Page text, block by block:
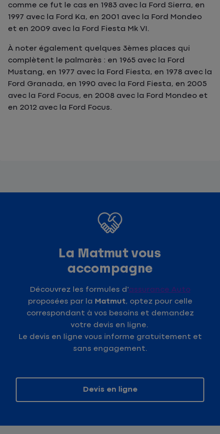
comme ce fut le cas en 1983 avec la Ford Sierra, en
1997 avec la Ford Ka, en 2001 avec la Ford Mondeo
et en 2009 avec la Ford Fiesta Mk VI.
À noter également quelques 3èmes places qui
complètent le palmarès : en 1965 avec la Ford
Mustang, en 1977 avec la Ford Fiesta, en 1978 avec la
Ford Granada, en 1990 avec la Ford Fiesta, en 2005
avec la Ford Focus, en 2008 avec la Ford Mondeo et
en 2012 avec la Ford Focus.
La Matmut vous
accompagne
Découvrez les formules d'assurance Auto
proposées par la Matmut, optez pour celle
correspondant à vos besoins et demandez
votre devis en ligne.
Le devis en ligne vous informe gratuitement et
sans engagement.
Devis en ligne